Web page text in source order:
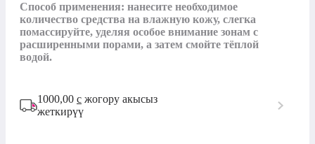
Способ применения: нанесите необходимое
количество средства на влажную кожу, слегка
помассируйте, уделяя особое внимание зонам с
расширенными порами, а затем смойте тёплой
водой.
1000,00 с жогору акысыз
жеткирүү